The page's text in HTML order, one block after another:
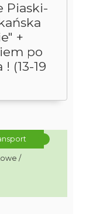
Piaski-
+
po
(13-19
/